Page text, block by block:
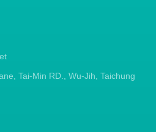
Tai-Min RD., Wu-Jih, Taichung